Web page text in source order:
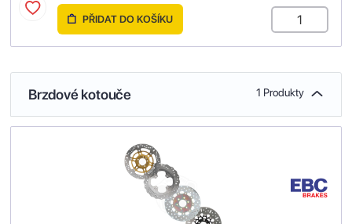
PŘIDAT DO KOŠÍKU
Brzdové kotouče 1 Produkty